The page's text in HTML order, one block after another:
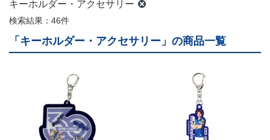
キーホルダー・アクセサリー
検索結果：46件
「キーホルダー・アクセサリー」の商品一覧